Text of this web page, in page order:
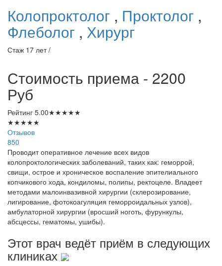
Колопроктолог , Проктолог ,
Флеболог , Хирург
Стаж 17 лет /
Стоимость приема - 2200
Руб
Рейтинг 5.00★★★★★
★★★★★
Отзывов
850
Проводит оперативное лечение всех видов
колопроктологических заболеваний, таких как: геморрой,
свищи, острое и хроническое воспаление эпителиального
копчикового хода, кондиломы, полипы, ректоцеле. Владеет
методами малоинвазивной хирургии (склерозирование,
лигирование, фотокоагуляция геморроидальных узлов),
амбулаторной хирургии (вросший ноготь, фурункулы,
абсцессы, гематомы, ушибы).
Этот врач ведёт приём в следующих
клиниках